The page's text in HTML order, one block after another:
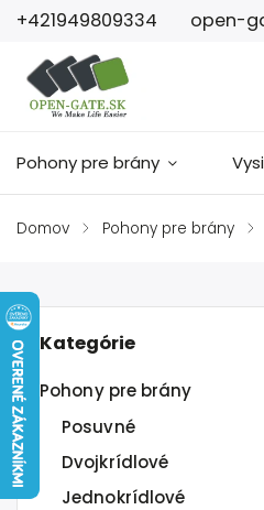
+421949809334 open-
Pohony pre brány
Domov / Pohony pre brány /
Kategórie
Pohony pre brány
Posuvné
Dvojkrídlové
Jednokrídlové